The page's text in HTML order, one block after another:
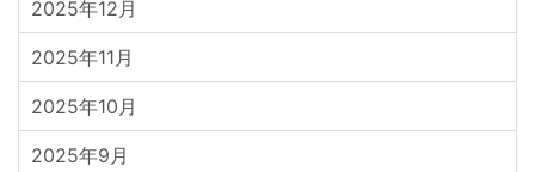
2025年12月
2025年11月
2025年10月
2025年9月